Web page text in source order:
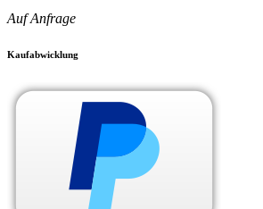
Auf Anfrage
Kaufabwicklung